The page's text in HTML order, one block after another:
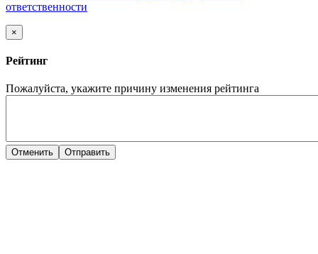
ответственности
×
Рейтинг
Пожалуйста, укажите причину изменения рейтинга
Отменить Отправить